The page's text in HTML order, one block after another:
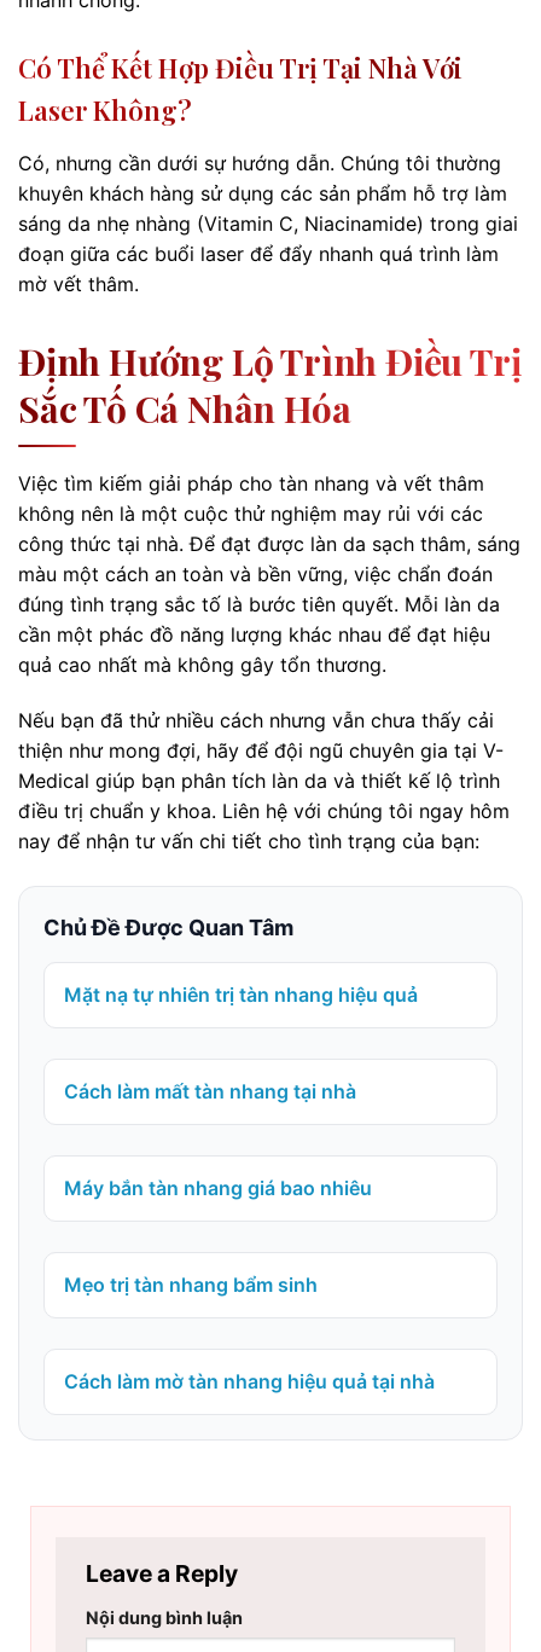
Có Thể Kết Hợp Điều Trị Tại Nhà Với
Laser Không?
Có, nhưng cần dưới sự hướng dẫn. Chúng tôi thường
khuyên khách hàng sử dụng các sản phẩm hỗ trợ làm
sáng da nhẹ nhàng (Vitamin C, Niacinamide) trong giai
đoạn giữa các buổi laser để đẩy nhanh quá trình làm
mờ vết thâm.
Định Hướng Lộ Trình Điều Trị
Sắc Tố Cá Nhân Hóa
Việc tìm kiếm giải pháp cho tàn nhang và vết thâm
không nên là một cuộc thử nghiệm may rủi với các
công thức tại nhà. Để đạt được làn da sạch thâm, sáng
màu một cách an toàn và bền vững, việc chẩn đoán
đúng tình trạng sắc tố là bước tiên quyết. Mỗi làn da
cần một phác đồ năng lượng khác nhau để đạt hiệu
quả cao nhất mà không gây tổn thương.
Nếu bạn đã thử nhiều cách nhưng vẫn chưa thấy cải
thiện như mong đợi, hãy để đội ngũ chuyên gia tại V-
Medical giúp bạn phân tích làn da và thiết kế lộ trình
điều trị chuẩn y khoa. Liên hệ với chúng tôi ngay hôm
nay để nhận tư vấn chi tiết cho tình trạng của bạn:
Chủ Đề Được Quan Tâm
Mặt nạ tự nhiên trị tàn nhang hiệu quả
Cách làm mất tàn nhang tại nhà
Máy bắn tàn nhang giá bao nhiêu
Mẹo trị tàn nhang bẩm sinh
Cách làm mờ tàn nhang hiệu quả tại nhà
Leave a Reply
Nội dung bình luận